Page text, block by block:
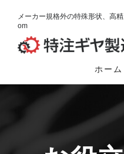
メーカー規格外の特殊形状、高
om
ホーム